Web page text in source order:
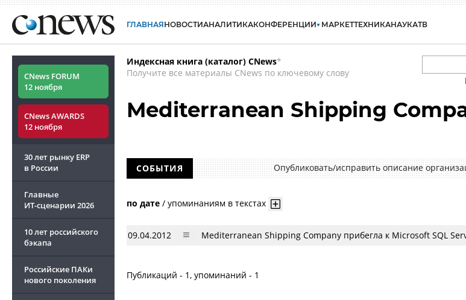
ГЛАВНАЯНОВОСТИАНАЛИТИКАКОНФЕРЕНЦИИ МАРКЕТТЕХНИКАНАУКАТВ
CNews FORUM
12 ноября
CNews AWARDS
12 ноября
30 лет рынку ERP
в России
Главные
ИТ-сценарии 2026
10 лет российского
бэкапа
Российские ПАКи
нового поколения
Индексная книга (каталог) CNews*
Получите все материалы CNews по ключевому слову
Mediterranean Shipping
СОБЫТИЯ Опубликовать/исправить описание
по дате / упоминаниям в текстах
09.04.2012 Mediterranean Shipping Company прибегла к Microsoft SQL
Публикаций - 1, упоминаний - 1